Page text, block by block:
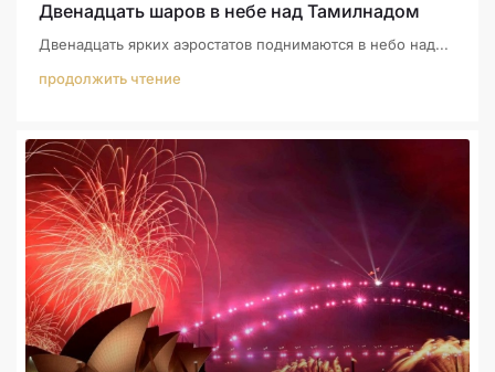
Двенадцать шаров в небе над Тамилнадом
Двенадцать ярких аэростатов поднимаются в небо над...
продолжить чтение